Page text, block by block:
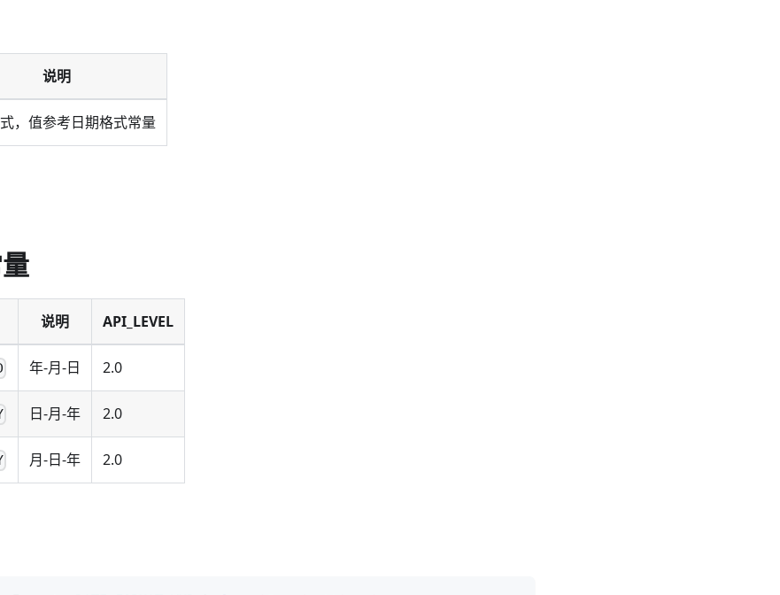
说明
，值参考日期格式常量
说明 API_LEVEL
年-月-日 2.0
日-月-年 2.0
月-日-年 2.0